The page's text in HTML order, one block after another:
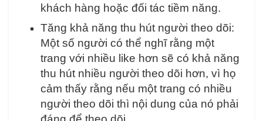
khách hàng hoặc đối tác tiềm năng.
Tăng khả năng thu hút người theo dõi:
Một số người có thể nghĩ rằng một
trang với nhiều like hơn sẽ có khả năng
thu hút nhiều người theo dõi hơn, vì họ
cảm thấy rằng nếu một trang có nhiều
người theo dõi thì nội dung của nó phải